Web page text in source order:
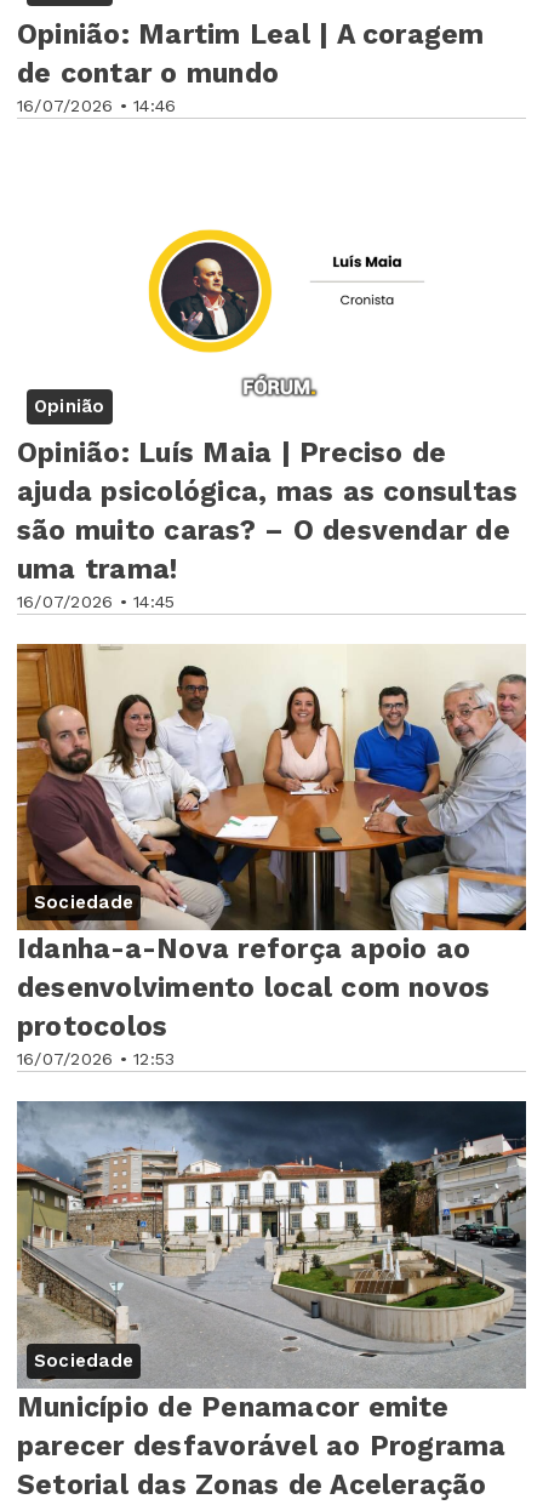
16/07/2026 • 14:46
Opinião: Martim Leal | A coragem
de contar o mundo
Opinião
16/07/2026 • 14:45
Opinião: Luís Maia | Preciso de
ajuda psicológica, mas as consultas
são muito caras? – O desvendar de
uma trama!
Sociedade
16/07/2026 • 12:53
Idanha-a-Nova reforça apoio ao
desenvolvimento local com novos
protocolos
Sociedade
Município de Penamacor emite
parecer desfavorável ao Programa
Setorial das Zonas de Aceleração